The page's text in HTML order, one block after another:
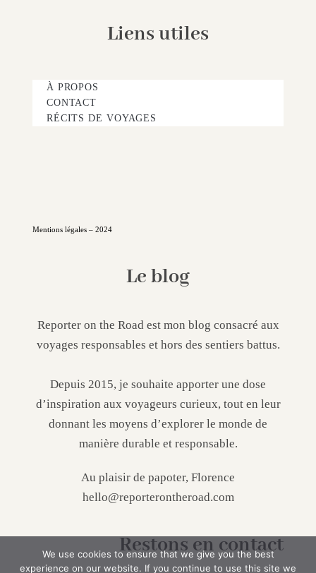
Liens utiles
À PROPOS
CONTACT
RÉCITS DE VOYAGES
Mentions légales – 2024
Le blog
Reporter on the Road est mon blog consacré aux
voyages responsables et hors des sentiers battus.
Depuis 2015, je souhaite apporter une dose
d’inspiration aux voyageurs curieux, tout en leur
donnant les moyens d’explorer le monde de
manière durable et responsable.
Au plaisir de papoter, Florence
hello@reporterontheroad.com
Restons en contact
We use cookies to ensure that we give you the best
experience on our website. If you continue to use this site we